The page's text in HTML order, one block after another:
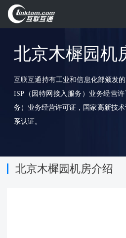
北京木樨园机
互联互通持有工业和信息化部颁发
ISP（因特网接入服务）业务经营
务）业务经营许可证，国家高新技
系认证。
北京木樨园机房介绍